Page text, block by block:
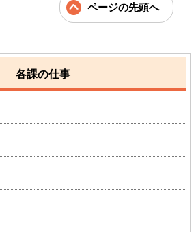
ページの先頭へ
各課の仕事